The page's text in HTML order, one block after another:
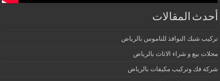
أحدث المقالات
تركيب شبك النوافذ للناموس بالرياض
محلات بيع و شراء الاثاث بالرياض
شركة فك وتركيب مكيفات بالرياض